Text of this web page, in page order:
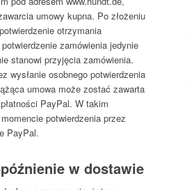
umowy kupna. Po złożeniu
otrzymania
zamówienia jedynie
stanowi przyjęcia zamówienia.
wysłanie osobnego potwierdzenia
umowa może zostać zawarta
PayPal. W takim
potwierdzenia przez
PayPal.
w dostawie